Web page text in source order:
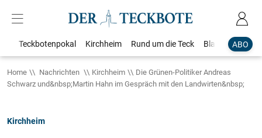
ABO
Teckbotenpokal Kirchheim Rund um die Teck Blaulicht
Home Nachrichten Kirchheim
Die Grünen-Politiker Andreas
Schwarz und&nbsp;Martin Hahn im Gespräch mit den Landwirten&nbsp;
Kirchheim